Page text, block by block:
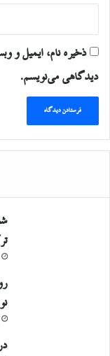
ذخیره نام، ایمیل و
دیدگاهی می‌نویسم.